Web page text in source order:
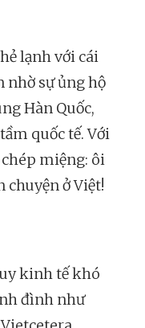
lạnh với cái
nhờ sự ủng hộ
Hàn Quốc,
quốc tế. Với
miệng: ôi
chuyện ở Việt!
kinh tế khó
đình như